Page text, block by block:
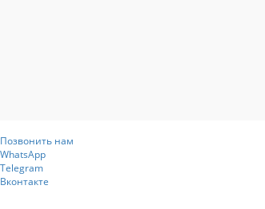
Позвонить нам
WhatsApp
Telegram
Вконтакте